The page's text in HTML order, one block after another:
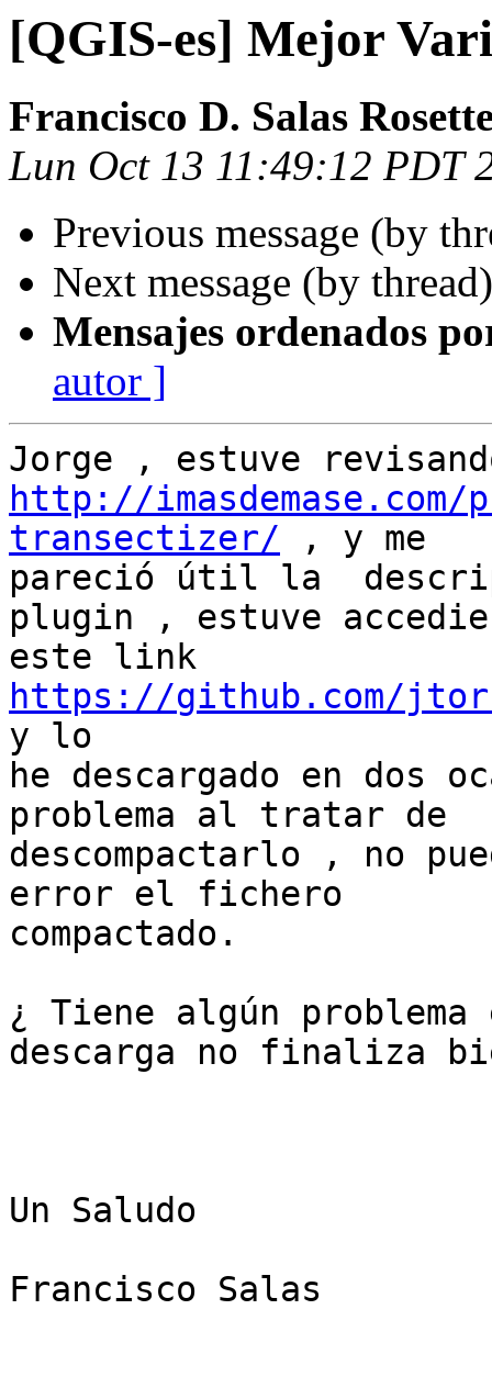
[QGIS-es] Mejor
Francisco D. Salas
Lun Oct 13 11:49:12 PDT
Previous message (by
Next message (by
Mensajes ordenados
autor ]
http://
transectizer/ , y me
pareció útil la
plugin , estuve
https://github.com/
y lo
he descargado en dos
problema al tratar de
descompactarlo , no
error el fichero
compactado.
¿ Tiene algún
descarga no finaliza
Un Saludo
Francisco Salas